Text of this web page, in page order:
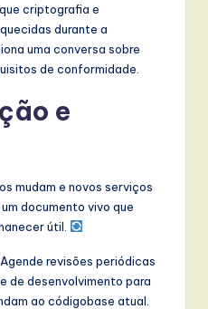
criptografia e
durante a
uma conversa sobre
de conformidade.
e
mudam e novos serviços
documento vivo que
útil.
Agende revisões periódicas
de desenvolvimento para
ao códigobase atual.